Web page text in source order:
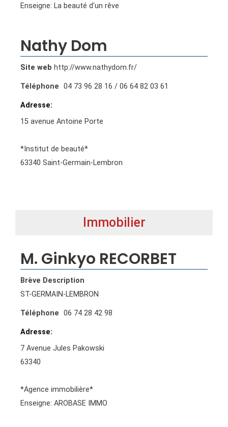
Enseigne: La beauté d'un rêve
Nathy Dom
Site web http://www.nathydom.fr/
Téléphone 04 73 96 28 16 / 06 64 82 03 61
15 avenue Antoine Porte
*Institut de beauté*
63340 Saint-Germain-Lembron
Immobilier
M. Ginkyo RECORBET
Brève Description
ST-GERMAIN-LEMBRON
Téléphone 06 74 28 42 98
7 Avenue Jules Pakowski
63340
*Agence immobilière*
Enseigne: AROBASE IMMO